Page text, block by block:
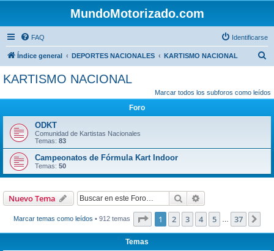
MundoMotorizado.com
FAQ Identificarse
Índice general DEPORTES NACIONALES KARTISMO NACIONAL
c
KARTISMO NACIONAL
Marcar todos los subforos como leídos
Foro
ODKT
Comunidad de Kartistas Nacionales
Temas: 83
Campeonatos de Fórmula Kart Indoor
Temas: 50
Nuevo Tema Buscar
Marcar temas como leídos • 912 temas Página de 37
1 2 3 4 5 37
Temas